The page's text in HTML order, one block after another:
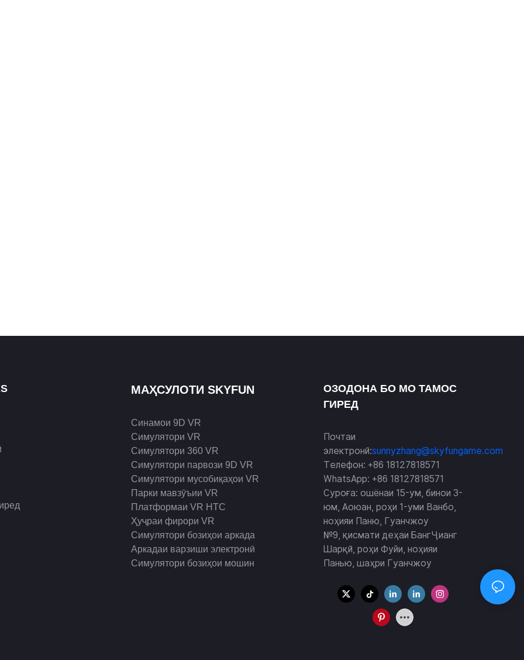
МАҲСУЛОТИ SKYFUN
Синамои 9D VR
Симулятори VR
Симулятори 360 VR
Симулятори парвози 9D VR
Симулятори мусобиқаҳои VR
Парки мавзӯъии VR
Платформаи VR HTC
Ҳуҷраи фирори VR
Симулятори бозиҳои аркада
Аркадаи варзиши электронӣ
Симулятори бозиҳои мошин
ОЗОДОНА БО МО ТАМОС
ГИРЕД
Почтаи
электронӣ:sunnyzhang@skyfungame.com
Телефон: +86 18127818571
WhatsApp: +86 18127818571
Суроға: ошёнаи 15-ум, бинои 3-
юм, Аоюан, роҳи 1-уми Ванбо,
ноҳияи Паню, Гуанчжоу
№9, қисмати деҳаи БангҶианг
Шарқӣ, роҳи Фуйи, ноҳияи
Панью, шаҳри Гуанчжоу